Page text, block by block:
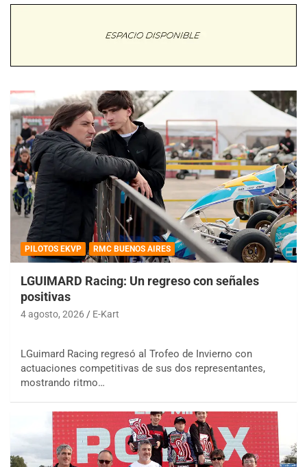
PILOTOS EKVP RMC BUENOS AIRES
LGUIMARD Racing: Un regreso con señales
positivas
4 agosto, 2026 E-Kart
LGuimard Racing regresó al Trofeo de Invierno con
actuaciones competitivas de sus dos representantes,
mostrando ritmo…